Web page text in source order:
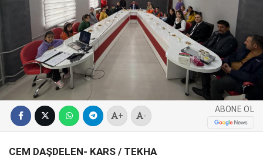
WhatsApp İhbar
Hattı
METEOROLOJI
SPOR
SERVISLER
+ -
ABONE OL
CEM DAŞDELEN- KARS / TEKHA